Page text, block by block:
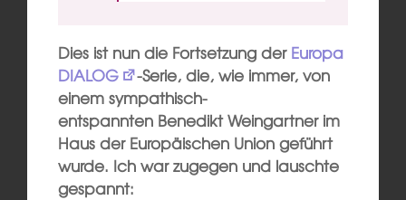
Dies ist nun die Fortsetzung der Europa
DIALOG
-Serie, die, wie immer, von
einem sympathisch-
entspannten Benedikt Weingartner im
Haus der Europäischen Union geführt
wurde. Ich war zugegen und lauschte
gespannt: